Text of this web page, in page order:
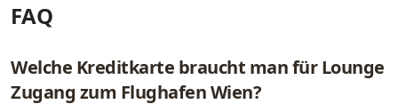
FAQ
Welche Kreditkarte braucht man für Lounge
Zugang zum Flughafen Wien?